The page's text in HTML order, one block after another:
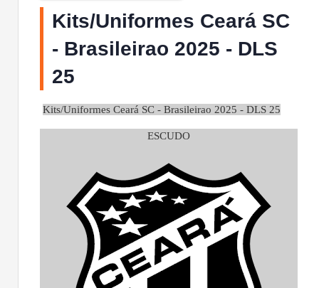
Kits/Uniformes Ceará SC
- Brasileirao 2025 - DLS
25
Kits/Uniformes Ceará SC - Brasileirao 2025 - DLS 25
ESCUDO